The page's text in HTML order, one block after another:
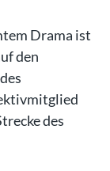
Drama ist
den
des